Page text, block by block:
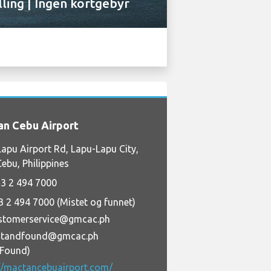
| Ingen kortgebyr
Cebu Airport
Airport Rd, Lapu-Lapu City,
Philippines
2 494 7000
2 494 7000 (Mistet og funnet)
mactancebuairport.com/